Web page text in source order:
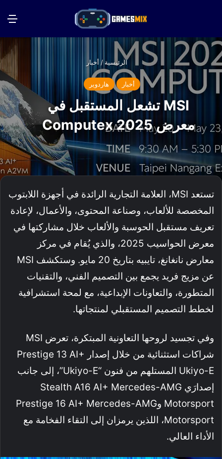
الرئيسية / أخبار
أخبار هاردوير
MSI تشعل المستقبل في
معرض Computex 2025
تستعد MSI، العلامة التجارية الرائدة في أجهزة اللابتوب
المخصصة للألعاب، وصناعة المحتوى، والأعمال، لإعادة
تعريف مستقبل الحوسبة والألعاب خلال مشاركتها في
معرض الحواسيب 2025، والذي يُقام في مركز
معارض نانغانغ، تايبيه بتاريخ 20 مايو. وستكشف MSI
عن مزيج فريد يجمع بين التصميم الفني، والتقنيات
المتطورة، والتعاونات الإبداعية، مع لمحة استشرافية
لخطط التصميم المستقبلي لمنتجاتها.
وفي تجسيد لروحها التعاونية المبتكرة، تعرض MSI
شراكات استثنائية من خلال إصدار Prestige 13 AI+
Ukiyo-E المستلهم من فنون “Ukiyo-E”، إلى جانب
إصدارَي Stealth A16 AI+ Mercedes-AMG
Motorsport وPrestige 16 AI+ Mercedes-AMG
Motorsport، اللذين يرمزان إلى التقاء الفخامة مع
الأداء العالي.